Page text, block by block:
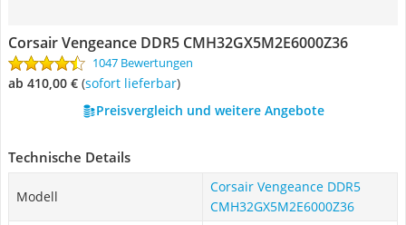
Corsair Vengeance DDR5 CMH32GX5M2E6000Z36
1047 Bewertungen
ab 410,00 € ( Sofort lieferbar)
Preisvergleich und weitere Angebote
Technische Details
Modell
Corsair Vengeance DDR5
CMH32GX5M2E6000Z36